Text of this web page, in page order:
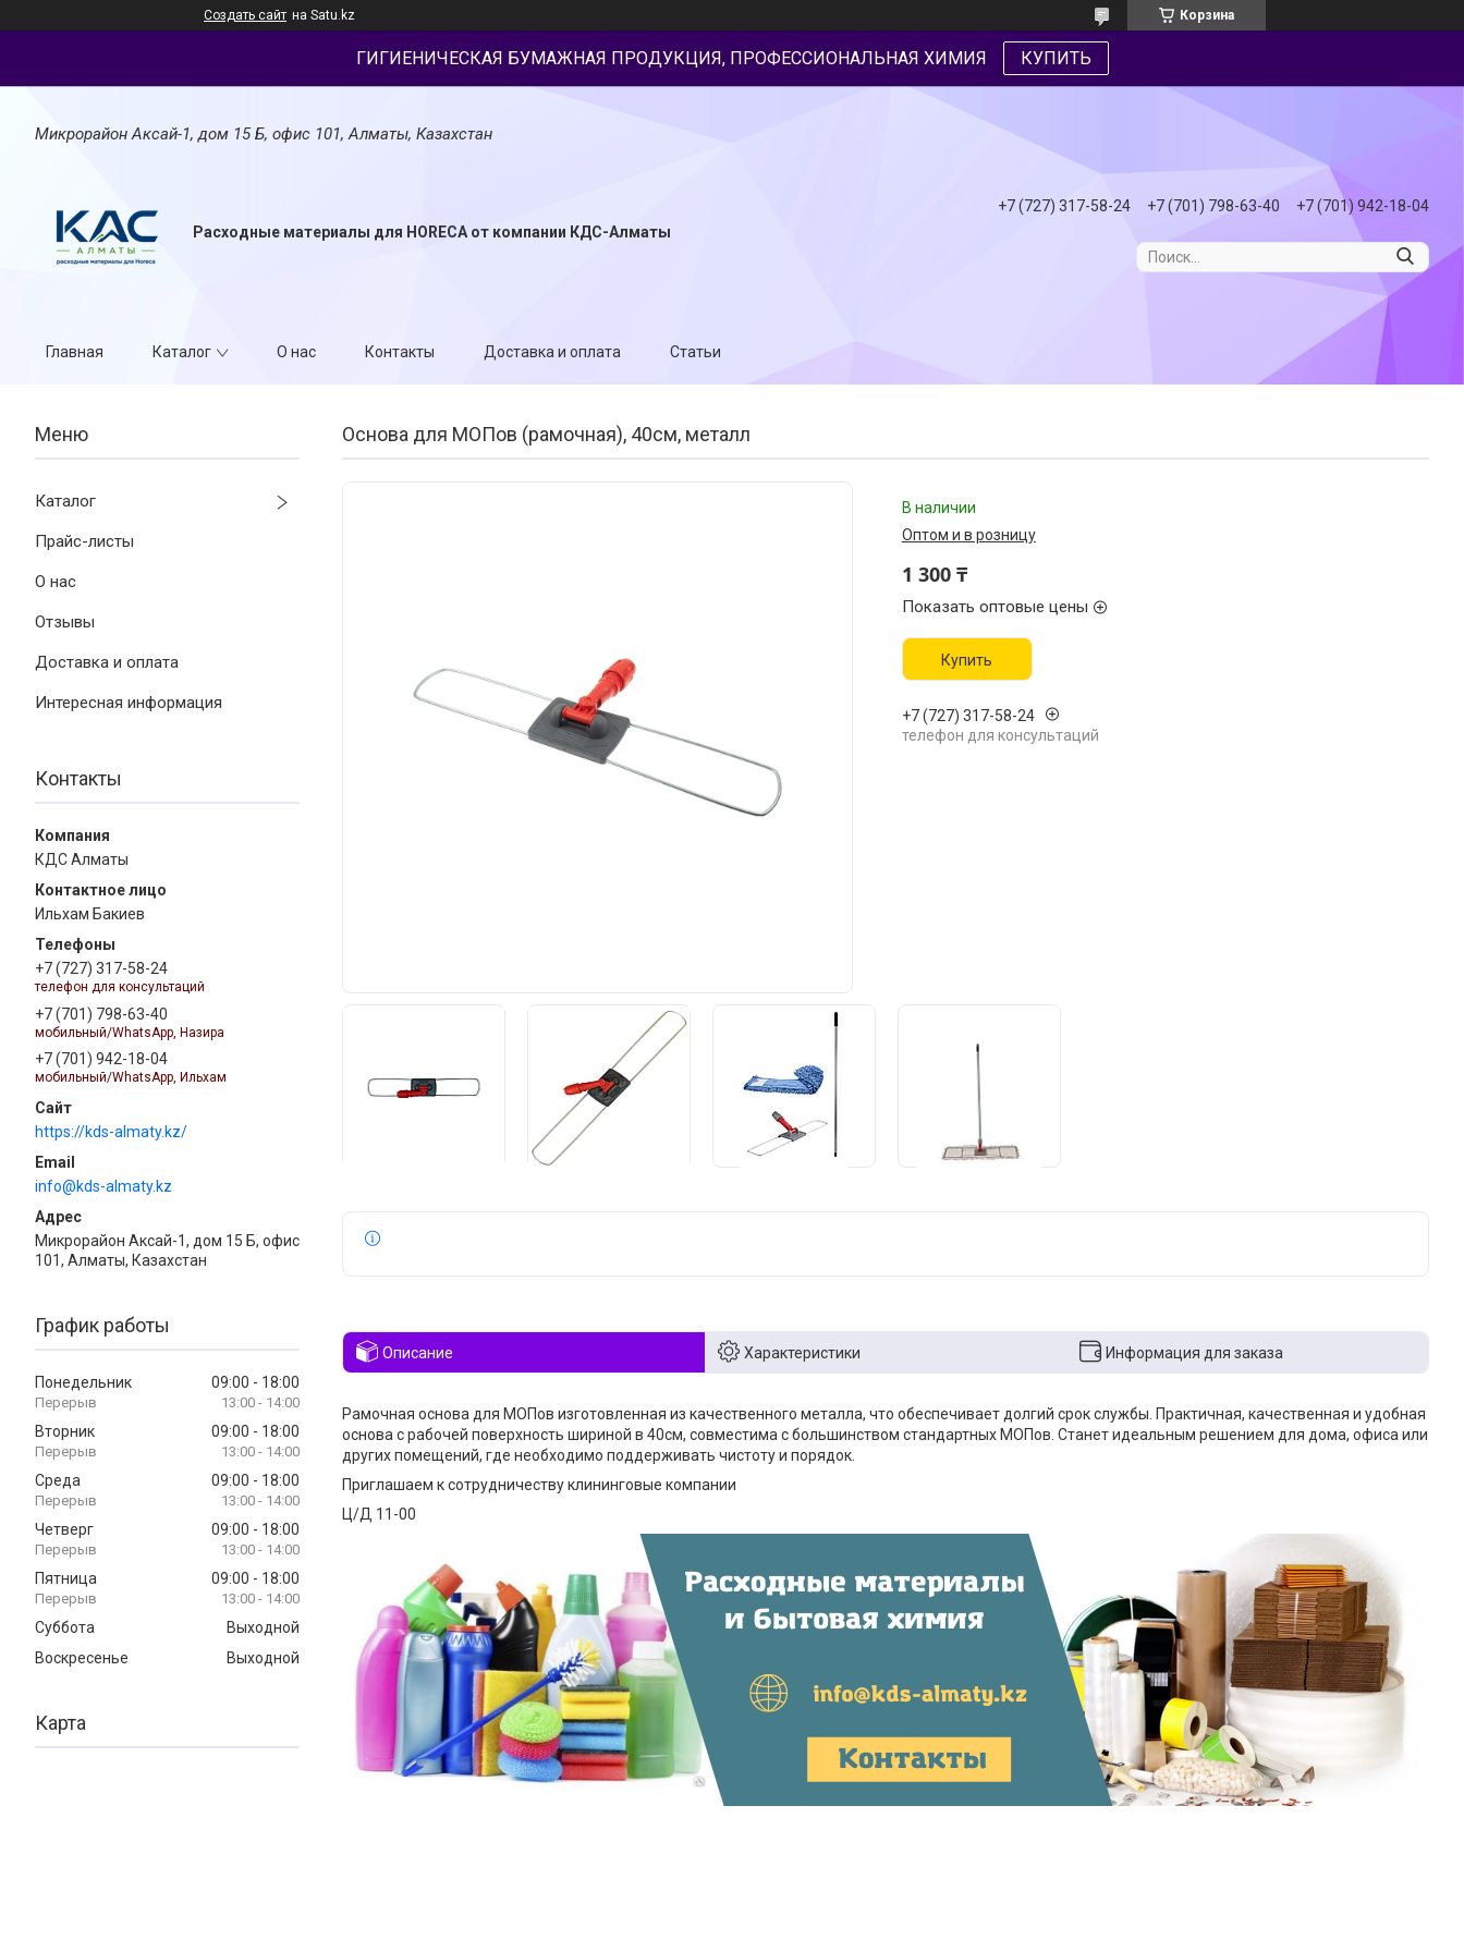
Создать сайт на Satu.kz Корзина
ГИГИЕНИЧЕСКАЯ БУМАЖНАЯ ПРОДУКЦИЯ, ПРОФЕССИОНАЛЬНАЯ ХИМИЯ КУПИТЬ
Микрорайон Аксай-1, дом 15 Б, офис 101, Алматы, Казахстан
Расходные материалы для HORECA от компании КДС-Алматы
+7 (727) 317-58-24 +7 (701) 798-63-40 +7 (701) 942-18-04
Главная Каталог О нас Контакты Доставка и оплата Статьи
Каталог
Прайс-листы
О нас
Отзывы
Доставка и оплата
Интересная информация
Контакты
КДС Алматы
Ильхам Бакиев
+7 (727) 317-58-24
телефон для консультаций
+7 (701) 798-63-40
мобильный/WhatsApp, Назира
+7 (701) 942-18-04
мобильный/WhatsApp, Ильхам
https://kds-almaty.kz/
info@kds-almaty.kz
Микрорайон Аксай-1, дом 15 Б, офис
101, Алматы, Казахстан
График работы
Понедельник 09:00 18:00
13:00 14:00
Вторник 09:00 18:00
13:00 14:00
Среда 09:00 18:00
13:00 14:00
Четверг 09:00 18:00
13:00 14:00
Пятница 09:00 18:00
13:00 14:00
Суббота
Выходной
Воскресенье
Выходной
Карта
Основа для МОПов (рамочная), 40см, металл
В наличии
Оптом и в розницу
1 300 ₸
Показать оптовые цены
Купить
+7 (727) 317-58-24
телефон для консультаций
Описание Характеристики Информация для заказа
Рамочная основа для МОПов изготовленная из качественного металла, что обеспечивает долгий срок службы. Практичная, качественная и удобная
основа с рабочей поверхность шириной в 40см, совместима с большинством стандартных МОПов. Станет идеальным решением для дома, офиса или
других помещений, где необходимо поддерживать чистоту и порядок.
Приглашаем к сотрудничеству клининговые компании
Ц/Д 11-00